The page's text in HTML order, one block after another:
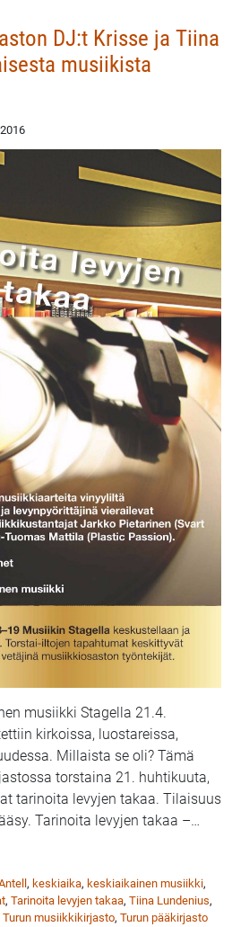
DJ:t Krisse ja Tiina
musiikista
musiikki Stagella 21.4.
kirkoissa, luostareissa,
Millaista se oli? Tämä
torstaina 21. huhtikuuta,
tarinoita levyjen takaa. Tilaisuus
Tarinoita levyjen takaa –…
, keskiaika, keskiaikainen musiikki,
, Tarinoita levyjen takaa, Tiina Lundenius,
Turun musiikkikirjasto, Turun pääkirjasto